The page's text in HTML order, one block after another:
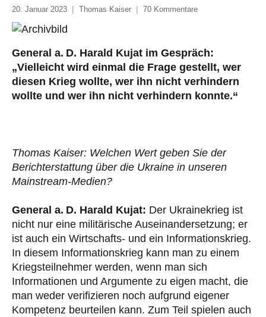
20. Januar 2023 Thomas Kaiser 70 Kommentare
General a. D. Harald Kujat im Gespräch:
„Vielleicht wird einmal die Frage gestellt, wer
diesen Krieg wollte, wer ihn nicht verhindern
wollte und wer ihn nicht verhindern konnte.“
Thomas Kaiser: Welchen Wert geben Sie der
Berichterstattung über die Ukraine in unseren
Mainstream-Medien?
General a. D. Harald Kujat: Der Ukrainekrieg ist
nicht nur eine militärische Auseinandersetzung; er
ist auch ein Wirtschafts- und ein Informationskrieg.
In diesem Informationskrieg kann man zu einem
Kriegsteilnehmer werden, wenn man sich
Informationen und Argumente zu eigen macht, die
man weder verifizieren noch aufgrund eigener
Kompetenz beurteilen kann. Zum Teil spielen auch